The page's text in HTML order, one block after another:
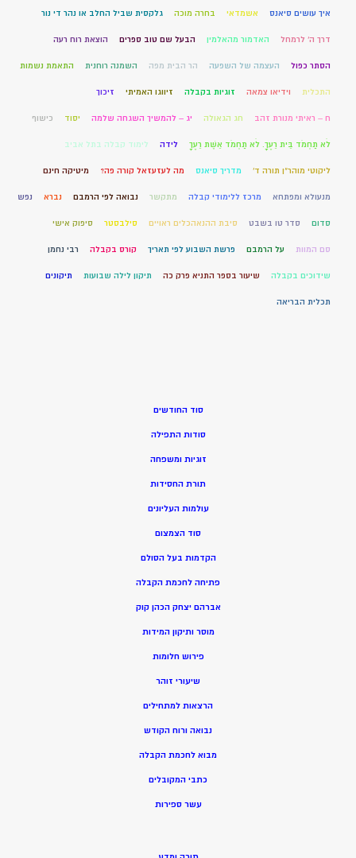
איך עושים סיאנס אשמדאי בחרה מוכה גלקסית שביל החלב או נהר די נור
דרך ה' לרמחל האדמור מהאלמין הבעל שם טוב ספרים הוצאת רוח רעה
הסתר כפול העצמה של השפעה הר הבית מפה השמנה רוחנית התאמת נשמות
התכלית וידיאו צמאה זוגיות בקבלה זיווגו האמיתי זיכוך
ח – ראיתי מנורת זהב חג הגאולה יג – להמשיך השגחה שלמה יסוד כישוף
לֹא תַחְמֹד בֵּית רֵעֶךָ. לֹא תַחְמֹד אֵשֶׁת רֵעֶךָ לידה לימוד קבלה בתל אביב
ליקוטי מוהר"ן תורה ד' מדריך סיאנס מה לעזעזאל קורה פה? מיטיקה חינם
מנעולא ומפתחא מרכז ללימודי קבלה מתקשר נבואה לפי הרמבם נברא נפש
סדום סדר טו בשבט סיבת ההנאהכלים ראויים סילבסטר סיפוק אישי
סם המוות על הרמבם פרשת השבוע לפי תאריך קורס בקבלה רבי נחמן
שידוכים בקבלה שיעור בספר התניא פרק כה תיקון לילה שבועות תיקונים
תכלית הבריאה
סוד החודשים
סודות התפילה
זוגיות ומשפחה
תורת החסידות
עולמות העליונים
סוד הצמצום
הקדמות בעל הסולם
פתיחה לחכמת הקבלה
אברהם יצחק הכהן קוק
מוסר ותיקון המידות
פירוש חלומות
שיעורי זוהר
הרצאות למתחילים
נבואה ורוח הקודש
מבוא לחכמת הקבלה
כתבי המקובלים
עשר ספירות